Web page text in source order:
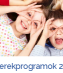
2026